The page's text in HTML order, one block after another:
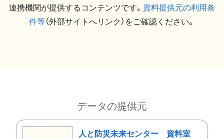
連携機関が提供するコンテンツです。 資料提供元の利用条
件等（外部サイトへリンク）をご確認ください。
データの提供元
人と防災未来センター 資料室